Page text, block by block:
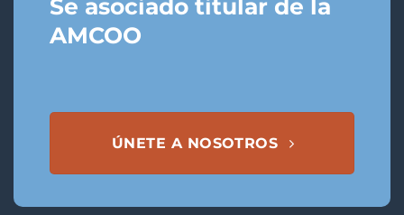
Se asociado titular de la
AMCOO
ÚNETE A NOSOTROS